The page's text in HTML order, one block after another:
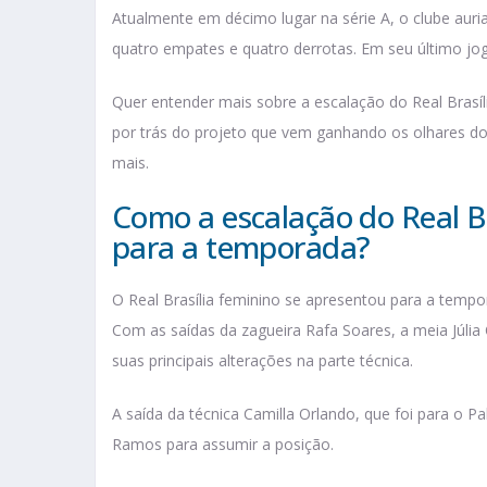
Atualmente em décimo lugar na série A, o clube
quatro empates e quatro derrotas. Em seu último
Quer entender mais sobre a escalação do Real
por trás do projeto que vem ganhando os olhares
mais.
Como a escalação do Real
para a temporada?
O Real Brasília feminino se apresentou para a
Com as saídas da zagueira Rafa Soares, a meia
suas principais alterações na parte técnica.
A saída da técnica Camilla Orlando, que foi para o
Ramos para assumir a posição.